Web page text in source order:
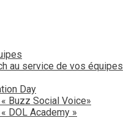
au service de vos équipes
Day
Buzz Social Voice»
DOL Academy »